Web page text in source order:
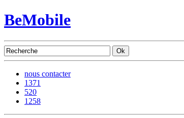
BeMobile
nous contacter
1371
520
1258